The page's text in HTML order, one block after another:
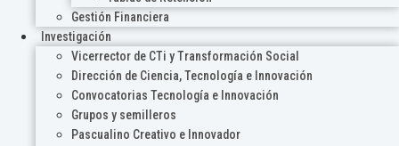
Gestión Financiera
Investigación
Vicerrector de CTi y Transformación Social
Dirección de Ciencia, Tecnología e Innovación
Convocatorias Tecnología e Innovación
Grupos y semilleros
Pascualino Creativo e Innovador